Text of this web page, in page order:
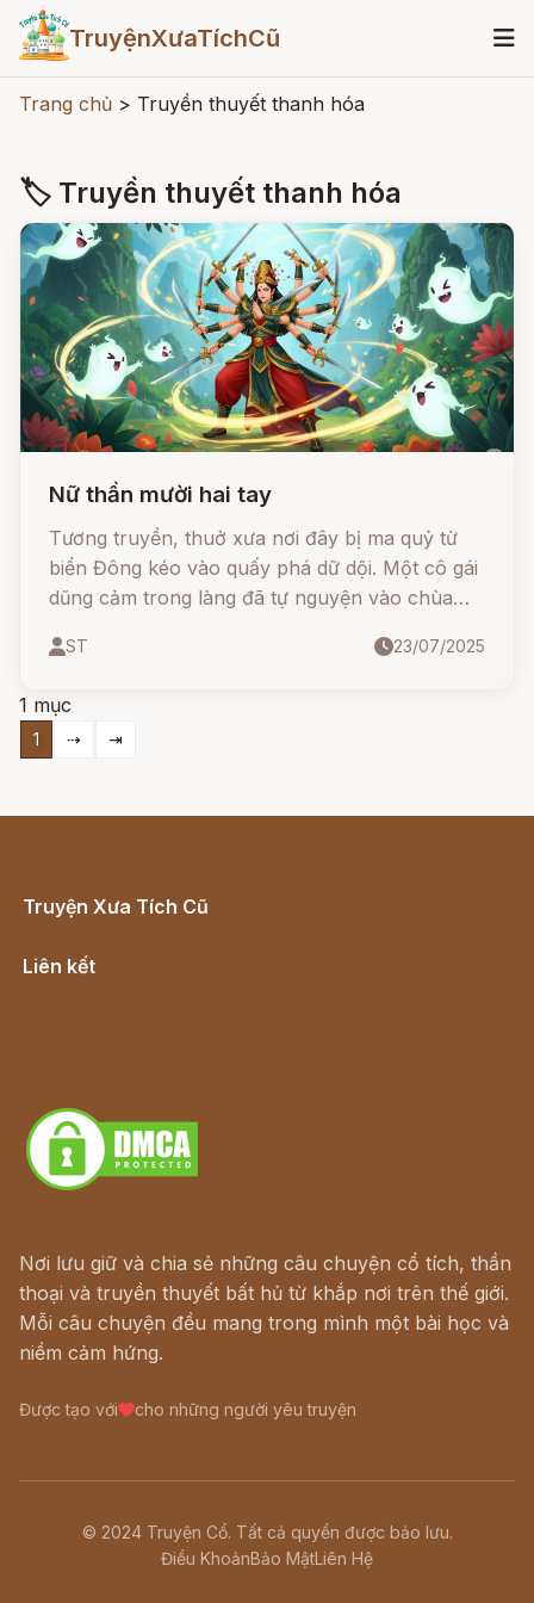
TruyệnXưaTíchCũ
Trang chủ > Truyền thuyết thanh hóa
🏷 Truyền thuyết thanh hóa
Nữ thần mười hai tay
Tương truyền, thuở xưa nơi đây bị ma quỷ từ
biển Đông kéo vào quấy phá dữ dội. Một cô gái
dũng cảm trong làng đã tự nguyện vào chùa
chiến ác liệt. Nhưng sau khi chết, cô hóa thân
đao diệt quỷ, bảo vệ bình yên cho dân làng.
ST 23/07/2025
1 mục
1 ⇢ ⇥
Truyện Xưa Tích Cũ
Liên kết
Nơi lưu giữ và chia sẻ những câu chuyện cổ tích, thần
thoại và truyền thuyết bất hủ từ khắp nơi trên thế giới.
Mỗi câu chuyện đều mang trong mình một bài học và
niềm cảm hứng.
Được tạo với cho những người yêu truyện
© 2024 Truyện Cổ. Tất cả quyền được bảo lưu.
Điều KhoảnBảo MậtLiên Hệ